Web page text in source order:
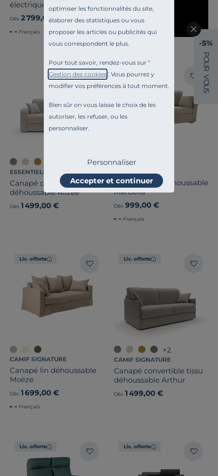
optimiser les fonctionnalités du site,
élaborer des statistiques ou vous
proposer les articles ou publicités qui
vous correspondent le plus.
Pour tout savoir, rendez-vous sur "
Gestion des cookies". Vous pourrez y
modifier vos préférences à tout moment.
Bien sûr on vous laisse le choix de les
autoriser, les refuser, ou les
personnaliser.
Personnaliser
Accepter et continuer
électrique Boston
Dès 2 799,00 €
Français
ESSENTIELS PAR CAMIF
Canapé convertible tissu
déhoussable Alizée
Dès 1 499,00 €
Canapé tissu déhoussable
Marbella
Dès 999,00 €
Français
Liv. offerte
CAMIF SIGNATURE
Canapé lin déhoussable
Moëze
Dès 1 699,00 €
Français
Liv. offerte
+2
CAMIF SIGNATURE
Canapé convertible tissu
déhoussable Arthur
Dès 1 499,00 €
Liv. offerte Liv. offerte
-5%
P
O
U
R
V
O
U
S